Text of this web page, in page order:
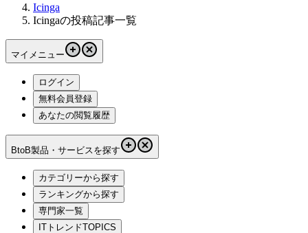
Icinga
Icingaの投稿記事一覧
マイメニュー
ログイン
無料会員登録
あなたの閲覧履歴
BtoB製品・サービスを探す
カテゴリーから探す
ランキングから探す
専門家一覧
ITトレンドTOPICS